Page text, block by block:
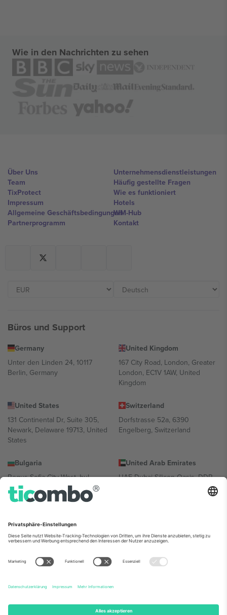
Wie in den Nachrichten zu sehen
Über Uns
Team
TixProtect
Impressum
Allgemeine Geschäftsbedingungen
Partnerprogramm
Unternehmensdienstleistungen
Häufig gestellte Fragen
Wie es funktioniert
Hotels
WM-Hub
Kontakt
Büros und Support
Germany
Unter den Linden 24, 10117
Berlin, Germany
United Kingdom
167 City Road, London, Greater
London, EC1V 1AW, United
Kingdom
United States
131 Continental Dr, Suite 305,
Newark, Delaware 19713, United
States
Switzerland
Dorfstrasse 52a, 6390
Engelberg, Switzerland
Bulgaria
Regus Sofia City West, bul
Totleben 53-55, 1606 Sofia,
Bulgaria
United Arab Emirates
UAE Dubai Silicon Oasis, DDP
Building A1, Office 302, Dubai,
Mexico
Av Chapultepec 360, Roma
Norte, Cuauhtémoc, 06700
Ciudad de México, CDMX,
Mexico
Die juristische Person des Plattformanbieters kann je nach
Informationen finden Sie auf der jeweiligen Veranstaltungsseite, im